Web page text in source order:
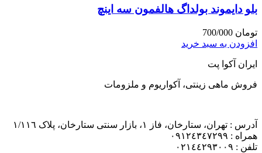
بلو دایموند بولداگ هالفمون سه اینچ
تومان
افزودن به سبد خرید
ایران آکوا پت
فروش ماهی زینتی، آکواریوم و ملزومات
آدرس : تهران، ستارخان، فاز ١، بازار سنتی ستارخان، پلاک ١/١١٦
همراه : ٠٩١٢٤٣٤٧٢٩٩
تلفن : ٠٢١٤٤٢٩٣٠٠٩